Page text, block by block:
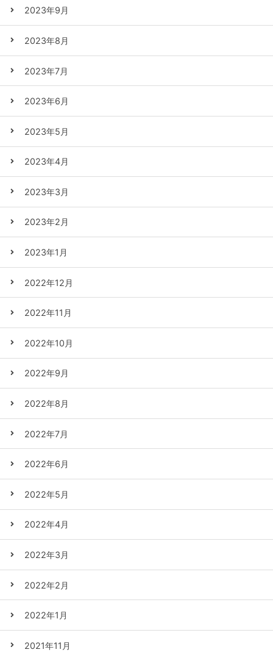
2023年9月
2023年8月
2023年7月
2023年6月
2023年5月
2023年4月
2023年3月
2023年2月
2023年1月
2022年12月
2022年11月
2022年10月
2022年9月
2022年8月
2022年7月
2022年6月
2022年5月
2022年4月
2022年3月
2022年2月
2022年1月
2021年11月